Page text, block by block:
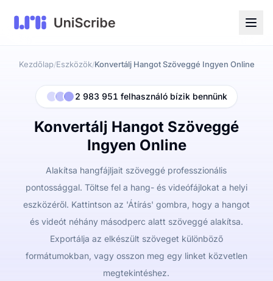
Kezdőlap/Eszközök/Konvertálj Hangot Szöveggé Ingyen Online
2 983 951 felhasználó bízik bennünk
Konvertálj Hangot Szöveggé
Ingyen Online
Alakítsa hangfájljait szöveggé professzionális
pontossággal. Töltse fel a hang- és videófájlokat a helyi
eszközéről. Kattintson az 'Átírás' gombra, hogy a hangot
és videót néhány másodperc alatt szöveggé alakítsa.
Exportálja az elkészült szöveget különböző
formátumokban, vagy osszon meg egy linket közvetlen
megtekintéshez.